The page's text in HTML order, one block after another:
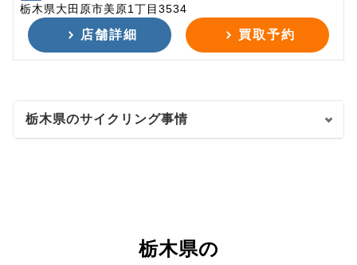
栃木県大田原市美原1丁目3534
店舗詳細 買取予約
栃木県のサイクリング事情
栃木県の